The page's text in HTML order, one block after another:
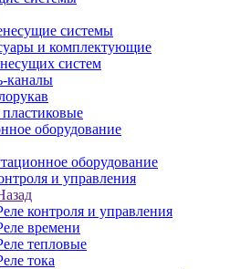
системы
и комплектующие
систем
каналы
оборудование
оборудование
и управления
контроля и управления
времени
тепловые
тока